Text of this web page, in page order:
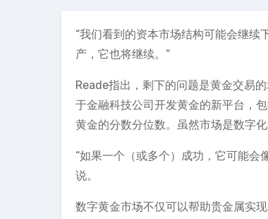
“我们看到的资本市场结构可能会继续
产，它也将继续。“
Reade指出，剩下的问题是黄金交易
于金融科技公司开发黄金的新平台，
黄金的分数分位数。虽然市场是数字
“如果一个（或多个）成功，它可能会
说。
数字黄金市场不仅可以帮助贵金属实